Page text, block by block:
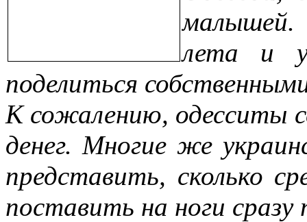
малышей.
лета и
поделиться
К сожалению, одесситы
денег. Многие же
представить, сколько
поставить на ноги